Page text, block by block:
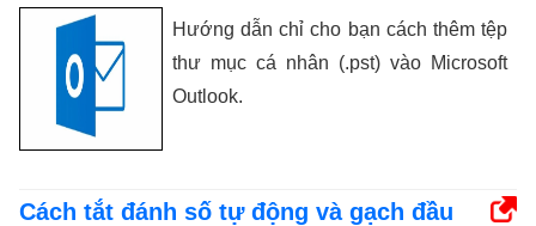
Hướng dẫn chỉ cho bạn cách thêm tệp
thư mục cá nhân (.pst) vào Microsoft
Outlook.
Cách tắt đánh số tự động và gạch đầu